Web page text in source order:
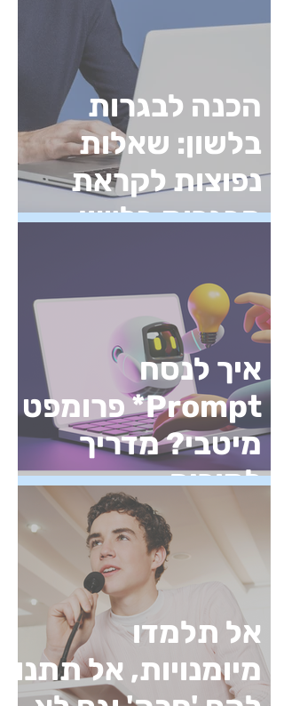
הכנה לבגרות
בלשון: שאלות
נפוצות לקראת
הבגרות בלשון
איך לנסח
Prompt* פרומפט
מיטבי? מדריך
למורים
אל תלמדו
מיומנויות, אל תתנו